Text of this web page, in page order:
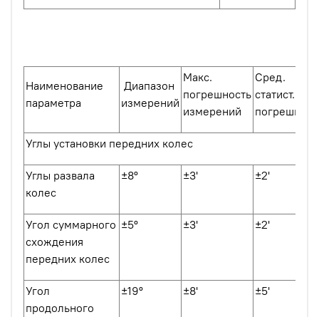
Наименование
параметра
Диапазон
измерений
Макс.
погрешность
измерений
Сред.
статист.
Углы установки передних колес
Углы развала
колес
±8º ±3' ±2'
Угол суммарного
схождения
передних колес
±5º ±3' ±2'
Угол
продольного
±19º ±8' ±5'